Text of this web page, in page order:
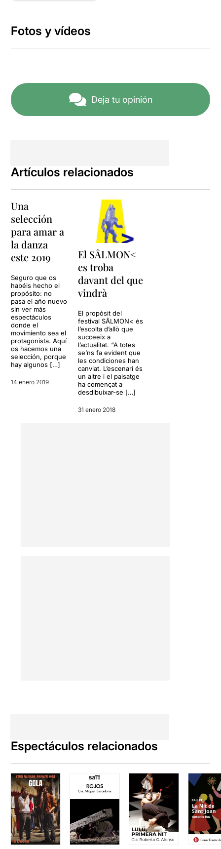
Fotos y vídeos
Deja tu opinión
Artículos relacionados
Una
selección
para amar a
la danza
este 2019
Seguro que os
habéis hecho el
propósito: no
pasa el año nuevo
sin ver más
espectáculos
donde el
movimiento sea el
protagonista. Aquí
os hacemos una
selección, porque
hay algunos […]
14 enero 2019
El SÂLMON<
es troba
davant del que
vindrà
El propòsit del
festival SÂLMON< és
l’escolta d’allò que
succeeix a
l’actualitat. “A totes
se’ns fa evident que
les condiciones han
canviat. L’escenari és
un altre i el paisatge
ha començat a
desdibuixar-se […]
31 enero 2018
Espectáculos relacionados